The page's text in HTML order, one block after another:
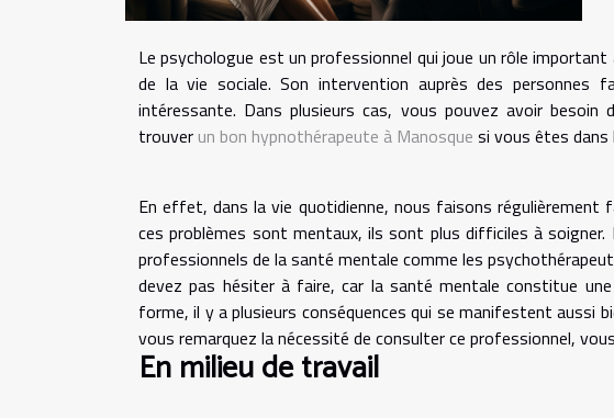
Le psychologue est un professionnel qui joue un rôle
de la vie sociale. Son intervention auprès des personnes
intéressante. Dans plusieurs cas, vous pouvez avoir besoin
trouver un bon hypnothérapeute à Manosque si vous êtes dans
En effet, dans la vie quotidienne, nous faisons régulièrement
ces problèmes sont mentaux, ils sont plus difficiles à
professionnels de la santé mentale comme les
devez pas hésiter à faire, car la santé mentale constitue
forme, il y a plusieurs conséquences qui se manifestent aussi
vous remarquez la nécessité de consulter ce professionnel,
En milieu de travail